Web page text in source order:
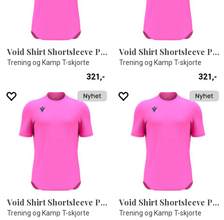
Void Shirt Shortsleeve PNK XXS
Trening og Kamp T-skjorte
321,-
Void Shirt Shortsleeve PNK XXL
Trening og Kamp T-skjorte
321,-
Void Shirt Shortsleeve PNK XS
Trening og Kamp T-skjorte
Void Shirt Shortsleeve PNK XL
Trening og Kamp T-skjorte